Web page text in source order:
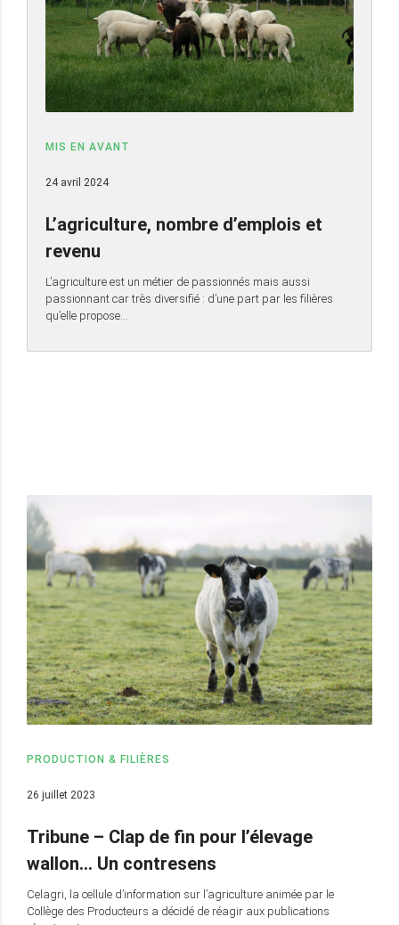
MIS EN AVANT
24 avril 2024
L’agriculture, nombre d’emplois et
revenu
L’agriculture est un métier de passionnés mais aussi
passionnant car très diversifié : d’une part par les filières
qu’elle propose…
PRODUCTION & FILIÈRES
26 juillet 2023
Tribune – Clap de fin pour l’élevage
wallon… Un contresens
Celagri, la cellule d’information sur l’agriculture animée par le
Collège des Producteurs a décidé de réagir aux publications